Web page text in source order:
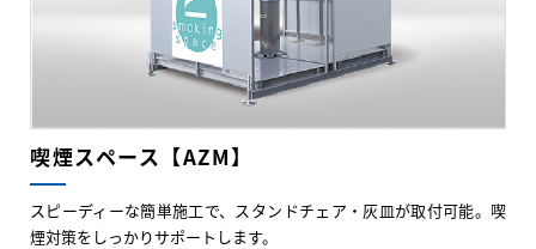
喫煙スペース【AZM】
スピーディーな簡単施工で、スタンドチェア・灰皿が取付可能。喫
煙対策をしっかりサポートします。